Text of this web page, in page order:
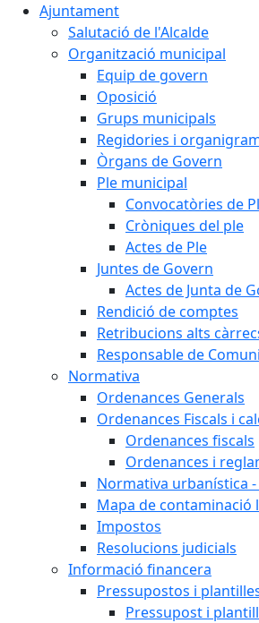
Ajuntament
Salutació de l'Alcalde
Organització municipal
Equip de govern
Oposició
Grups municipals
Regidories i
Òrgans de Govern
Ple municipal
Convocatòries de
Cròniques del ple
Actes de Ple
Juntes de Govern
Actes de Junta de
Rendició de comptes
Retribucions alts
Responsable de
Normativa
Ordenances Generals
Ordenances Fiscals i
Ordenances fiscals
Ordenances i
Normativa urbanística -
Mapa de contaminació
Impostos
Resolucions judicials
Informació financera
Pressupostos i
Pressupost i